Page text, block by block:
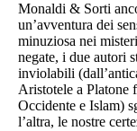
Monaldi & Sorti
un’avventura dei
minuziosa nei
negate, i due autori
inviolabili
Aristotele a Platone
Occidente e Islam)
l’altra, le nostre